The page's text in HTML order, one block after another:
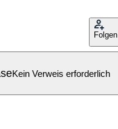
Folgen
Kein Verweis erforderlich